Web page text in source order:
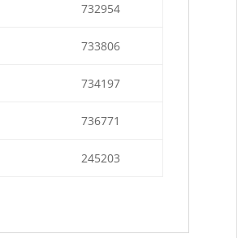
732954
733806
734197
736771
245203